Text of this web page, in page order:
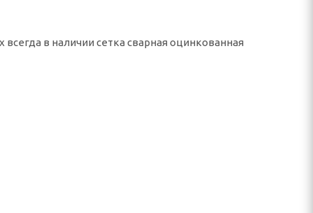
в наличии сетка сварная оцинкованная